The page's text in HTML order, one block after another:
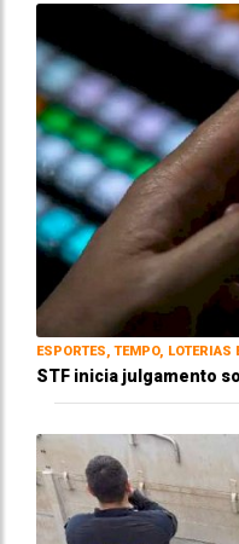
ESPORTES, TEMPO, LOTERIAS
STF inicia julgamento